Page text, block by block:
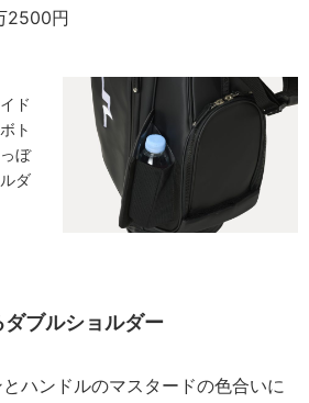
2500円
ド
ト
ぼ
ダ
ブルショルダー
ハンドルのマスタードの色合いに